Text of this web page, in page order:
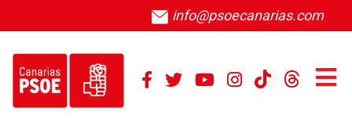
info@psoecanarias.com